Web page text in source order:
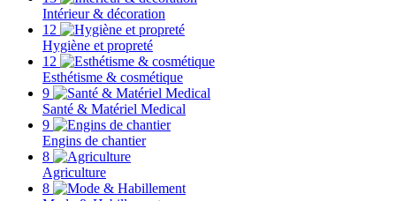
Intérieur & décoration
12
Hygiène et propreté
12
Esthétisme & cosmétique
9
Santé & Matériel Medical
9
Engins de chantier
8
Agriculture
8